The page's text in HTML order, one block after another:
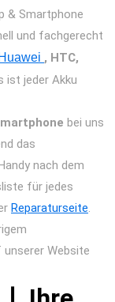
& Smartphone
und fachgerecht
Huawei , HTC,
ist jeder Akku
bei uns
das
nach dem
für jedes
Reparaturseite.
Website